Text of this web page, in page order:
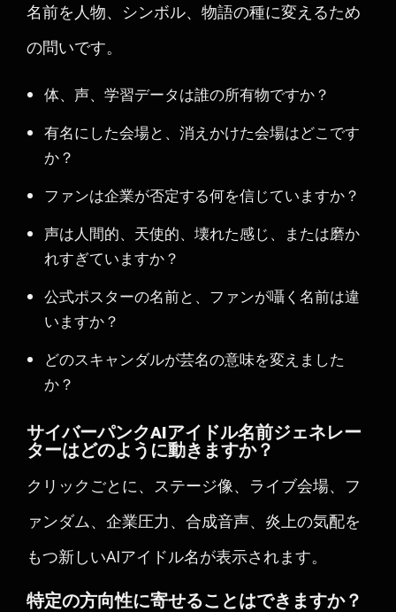
名前を人物、シンボル、物語の種に変えるため
の問いです。
体、声、学習データは誰の所有物ですか？
有名にした会場と、消えかけた会場はどこです
か？
ファンは企業が否定する何を信じていますか？
声は人間的、天使的、壊れた感じ、または磨か
れすぎていますか？
公式ポスターの名前と、ファンが囁く名前は違
いますか？
どのスキャンダルが芸名の意味を変えました
か？
サイバーパンクAIアイドル名前ジェネレー
ターはどのように動きますか？
クリックごとに、ステージ像、ライブ会場、フ
ァンダム、企業圧力、合成音声、炎上の気配を
もつ新しいAIアイドル名が表示されます。
特定の方向性に寄せることはできますか？